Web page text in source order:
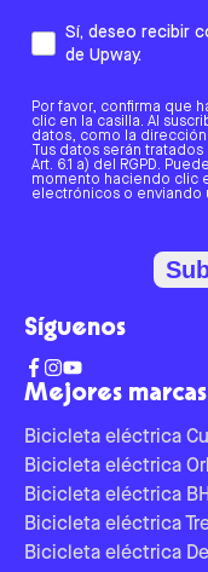
Mejores marcas
Bicicleta eléctrica
Bicicleta eléctrica
Bicicleta eléctrica BH
Bicicleta eléctrica
Bicicleta eléctrica
Sí, deseo recibir
de Upway.
Por favor, confirma que
clic en la casilla. Al
datos, como la
Tus datos serán
Art. 6.1 a) del RGPD.
momento haciendo clic
electrónicos o enviando
Síguenos